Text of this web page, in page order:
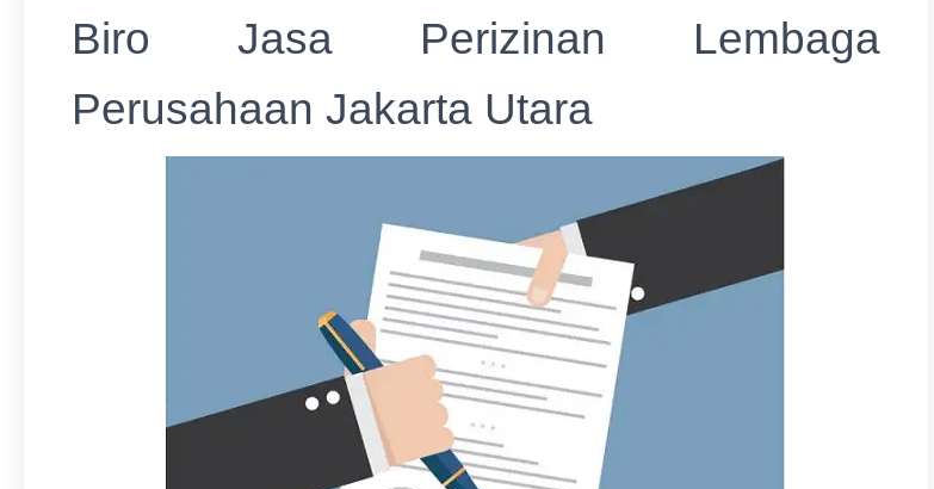
Biro Jasa Perizinan Lembaga
Perusahaan Jakarta Utara